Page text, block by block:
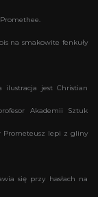
na smakowite fenkuły
jest Christian
Akademii Sztuk
Prometeusz lepi z gliny
się przy hasłach na